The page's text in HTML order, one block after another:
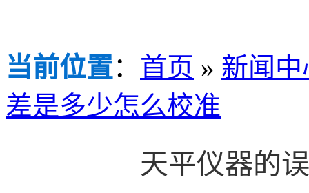
当前位置： 首页 » 新闻中
差是多少怎么校准
天平仪器的